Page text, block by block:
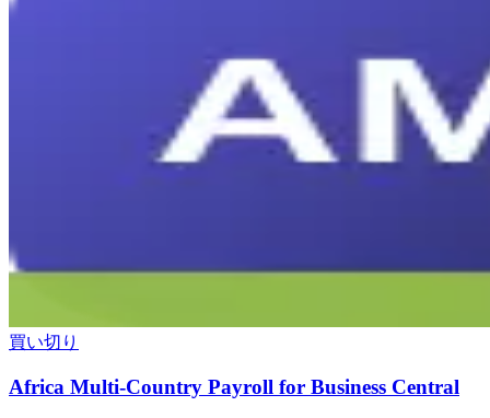
買い切り
Africa Multi-Country Payroll for Business Central